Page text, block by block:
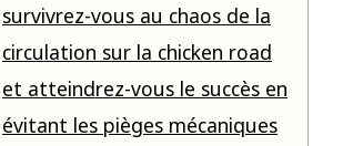
survivrez-vous au chaos de la
circulation sur la chicken road
et atteindrez-vous le succès en
évitant les pièges mécaniques